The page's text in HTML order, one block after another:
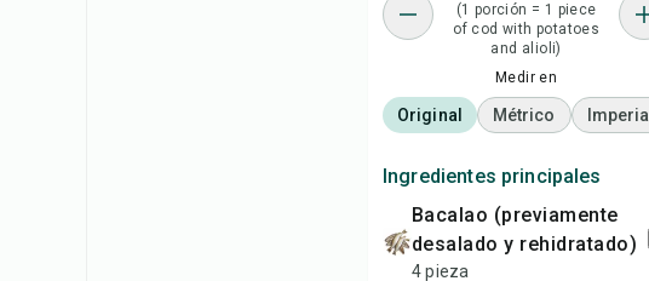
(1 porción = 1 piece
of cod with potatoes
and alioli)
Medir en
Original Métrico Imperial
Ingredientes principales
bacalao (previamente
desalado y rehidratado)
4 pieza